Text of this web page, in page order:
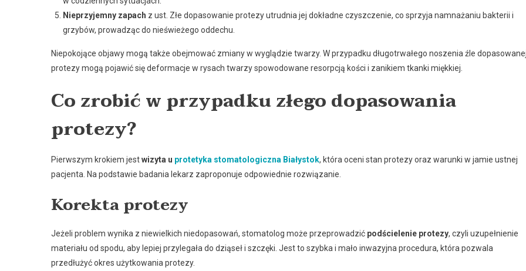
Nieprzyjemny zapach z ust. Złe dopasowanie protezy utrudnia jej dokładne czyszczenie, co sprzyja namnażaniu bakterii i
grzybów, prowadząc do nieświeżego oddechu.
Niepokojące objawy mogą także obejmować zmiany w wyglądzie twarzy. W przypadku długotrwałego noszenia źle
protezy mogą pojawić się deformacje w rysach twarzy spowodowane resorpcją kości i zanikiem tkanki miękkiej.
Co zrobić w przypadku złego dopasowania
protezy?
Pierwszym krokiem jestwizyta u protetyka stomatologiczna Białystok, która oceni stan protezy oraz warunki w jamie ustnej
pacjenta. Na podstawie badania lekarz zaproponuje odpowiednie rozwiązanie.
Korekta protezy
Jeżeli problem wynika z niewielkich niedopasowań, stomatolog może przeprowadzić podścielenie protezy, czyli uzupełnienie
materiału od spodu, aby lepiej przylegała do dziąseł i szczęki. Jest to szybka i mało inwazyjna procedura, która pozwala
przedłużyć okres użytkowania protezy.